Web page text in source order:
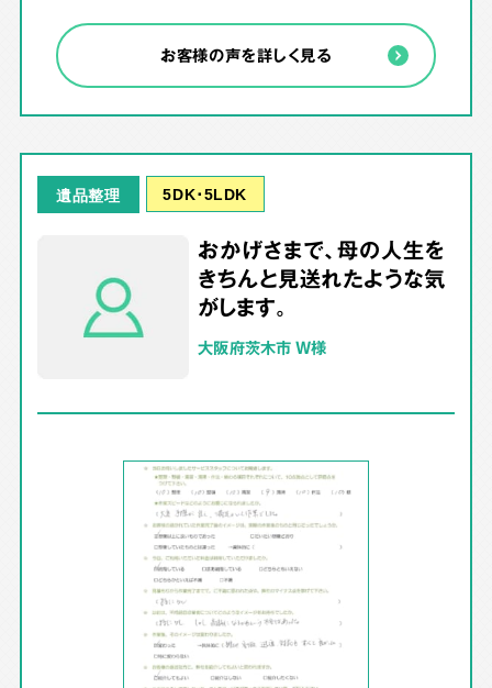
お客様の声を詳しく見る
遺品整理 5DK･5LDK
おかげさまで、母の人生を
きちんと見送れたような気
がします。
大阪府茨木市 W様